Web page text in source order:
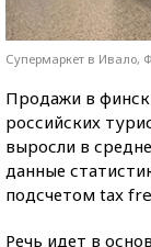
Супермаркет в Ивало,
Продажи в
российских
выросли в
данные
подсчетом tax
Речь идет в